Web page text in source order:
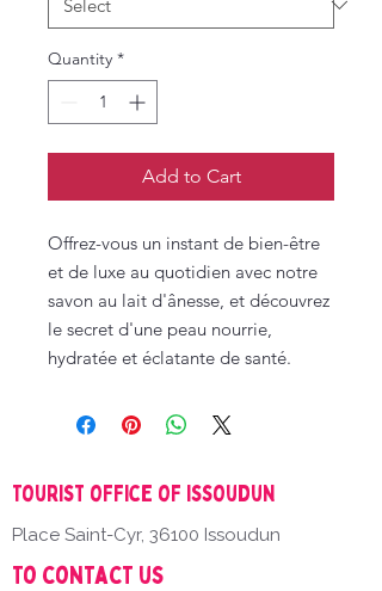
Quantity *
Add to Cart
Offrez-vous un instant de bien-être
et de luxe au quotidien avec notre
savon au lait d'ânesse, et découvrez
le secret d'une peau nourrie,
hydratée et éclatante de santé.
Tourist office of Issoudun
Place Saint-Cyr, 36100 Issoudun
To contact us